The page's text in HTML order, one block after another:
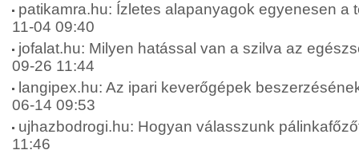
patikamra.hu: Ízletes alapanyagok egyenesen a
11-04 09:40
jofalat.hu: Milyen hatással van a szilva az
09-26 11:44
langipex.hu: Az ipari keverőgépek
06-14 09:53
ujhazbodrogi.hu: Hogyan válasszunk
11:46